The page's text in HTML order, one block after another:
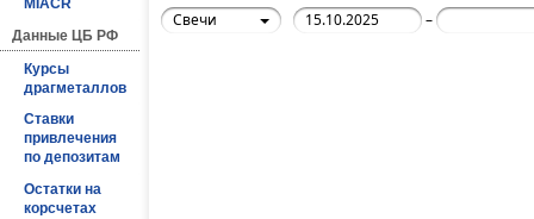
MIACR
Данные ЦБ РФ
Курсы
драгметаллов
Ставки
привлечения
по депозитам
Остатки на
корсчетах
Свечи –